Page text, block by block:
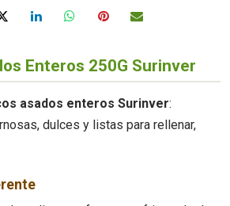
Enteros 250G Surinver
asados enteros Surinver:
dulces y listas para rellenar,